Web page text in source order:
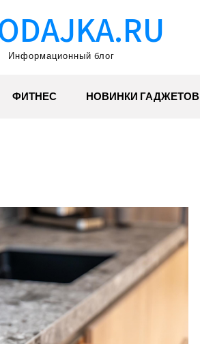
Информационный блог
ФИТНЕС НОВИНКИ ГАДЖЕТОВ